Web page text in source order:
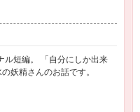
ル短編。 「自分にしか出来
妖精さんのお話です。